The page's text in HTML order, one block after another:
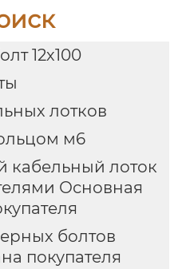
12х100
лотков
м6
кабельный лоток
Основная
болтов
покупателя